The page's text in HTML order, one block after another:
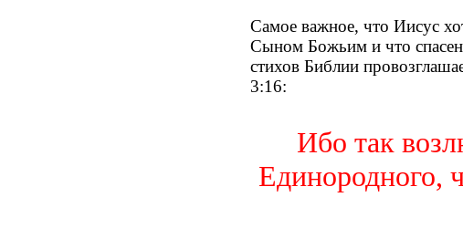
Самое важное, что Иисус
Сыном Божьим и что
стихов Библии
3:16:
Ибо так
Единородного,